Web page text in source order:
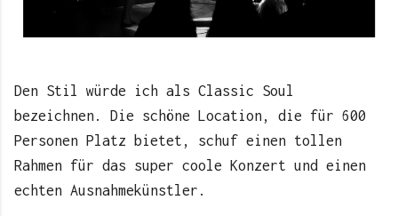
Den Stil würde ich als Classic Soul
bezeichnen. Die schöne Location, die für 600
Personen Platz bietet, schuf einen tollen
Rahmen für das super coole Konzert und einen
echten Ausnahmekünstler.